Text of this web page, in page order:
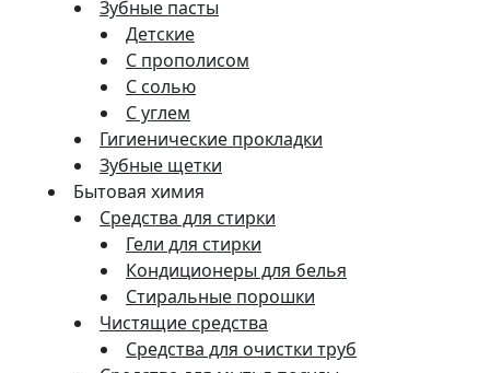
Зубные пасты
Детские
С прополисом
С солью
С углем
Гигиенические прокладки
Зубные щетки
Бытовая химия
Средства для стирки
Гели для стирки
Кондиционеры для белья
Стиральные порошки
Чистящие средства
Средства для очистки труб